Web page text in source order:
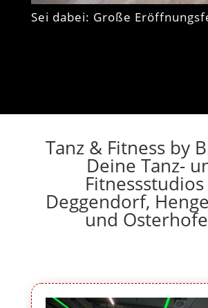
Sei dabei: Große
Tanz & Fitness by
Deine Tanz-
Deggendorf,
und